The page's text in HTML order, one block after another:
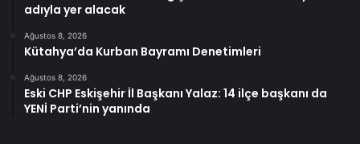
adıyla yer alacak
Ağustos 8, 2026
Kütahya’da Kurban Bayramı Denetimleri
Ağustos 8, 2026
Eski CHP Eskişehir İl Başkanı Yalaz: 14 ilçe başkanı da
YENİ Parti’nin yanında